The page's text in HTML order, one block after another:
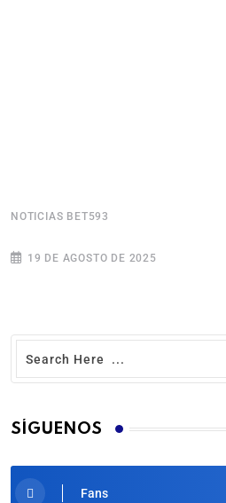
NOTICIAS BET593
19 DE AGOSTO DE 2025
SÍGUENOS
Fans